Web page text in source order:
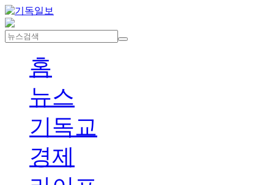
홈
뉴스
기독교
경제